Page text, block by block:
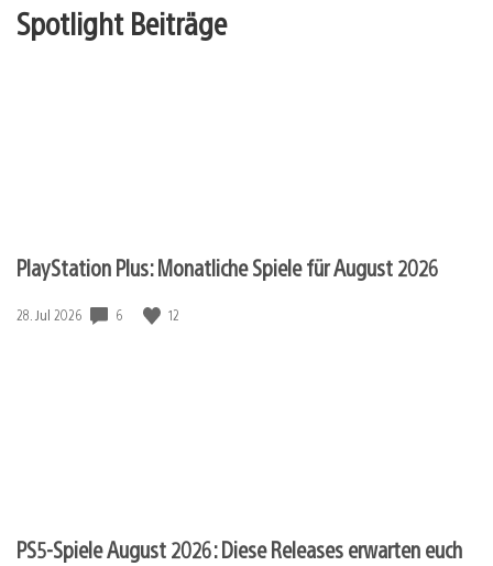
Spotlight Beiträge
PlayStation Plus: Monatliche Spiele für August 2026
Veröffentlichungsdatum:
28. Jul 2026 6 12
PS5-Spiele August 2026: Diese Releases erwarten euch